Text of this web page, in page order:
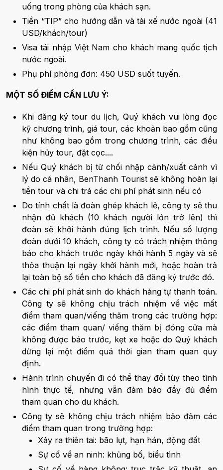
uống trong phòng của khách sạn.
Tiền “TIP” cho hướng dẫn và tài xế nước ngoài (41
USD/khách/tour)
Visa tái nhập Việt Nam cho khách mang quốc tịch
nước ngoài.
Phụ phí phòng đơn: 450 USD suốt tuyến.
MỘT SỐ ĐIỂM CẦN LƯU Ý:
Khi đăng ký tour du lịch, Quý khách vui lòng đọc
kỹ chương trình, giá tour, các khoản bao gồm cũng
như không bao gồm trong chương trình, các điều
kiện hủy tour, đặt cọc....
Nếu Quý khách bị từ chối nhập cảnh/xuất cảnh vì
lý do cá nhân, BenThanh Tourist sẽ không hoàn lại
tiền tour và chi trả các chi phí phát sinh nếu có
Do tính chất là đoàn ghép khách lẻ, công ty sẽ thu
nhận đủ khách (10 khách người lớn trở lên) thì
đoàn sẽ khởi hành đúng lịch trình. Nếu số lượng
đoàn dưới 10 khách, công ty có trách nhiệm thông
báo cho khách trước ngày khởi hành 5 ngày và sẽ
thỏa thuận lại ngày khởi hành mới, hoặc hoàn trả
lại toàn bộ số tiền cho khách đã đăng ký trước đó.
Các chi phí phát sinh do khách hàng tự thanh toán.
Công ty sẽ không chịu trách nhiệm về việc mất
điểm tham quan/viếng thăm trong các trường hợp:
các điểm tham quan/ viếng thăm bị đóng cửa mà
không được báo trước, kẹt xe hoặc do Quý khách
dừng lại một điểm quá thời gian tham quan quy
định.
Hành trình chuyến đi có thể thay đổi tùy theo tình
hình thực tế, nhưng vẫn đảm bảo đầy đủ điểm
tham quan cho du khách.
Công ty sẽ không chịu trách nhiệm bảo đảm các
điểm tham quan trong trường hợp:
Xảy ra thiên tai: bão lụt, hạn hán, động đất
Sự cố về an ninh: khủng bố, biểu tình